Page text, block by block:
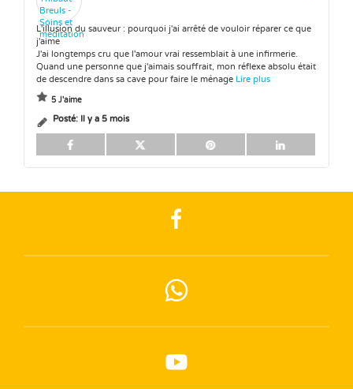
L'illusion du sauveur : pourquoi j'ai arrêté de vouloir réparer ce que
j'aime
J'ai longtemps cru que l'amour vrai ressemblait à une infirmerie.
Quand une personne que j'aimais souffrait, mon réflexe absolu était
de descendre dans sa cave pour faire le ménage Lire plus
5 J'aime
Posté: Il y a 5 mois